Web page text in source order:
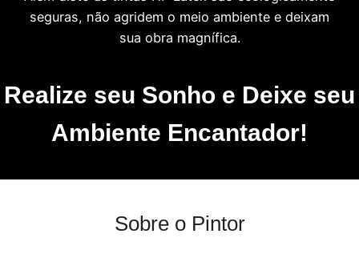
seguras, não agridem o meio ambiente e deixam
sua obra magnífica.
Realize seu Sonho e Deixe seu
Ambiente Encantador!
Sobre o Pintor